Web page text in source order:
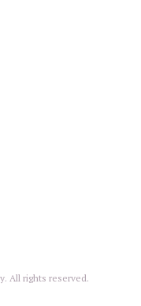
All rights reserved.